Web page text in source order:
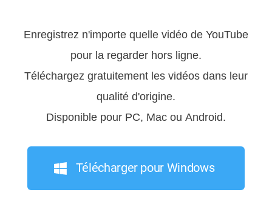
Enregistrez n'importe quelle vidéo de YouTube
pour la regarder hors ligne.
Téléchargez gratuitement les vidéos dans leur
qualité d'origine.
Disponible pour PC, Mac ou Android.
Télécharger pour Windows